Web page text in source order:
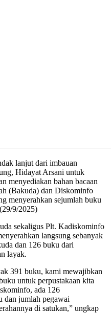
lanjut dari imbauan
Hidayat Arsani untuk
menyediakan bahan bacaan
(Bakuda) dan Diskominfo
menyerahkan sejumlah buku
9/2025)
sekaligus Plt. Kadiskominfo
langsung sebanyak
dan 126 buku dari
layak.
391 buku, kami mewajibkan
untuk perpustakaan kita
ada 126
dan jumlah pegawai
di satukan,” ungkap